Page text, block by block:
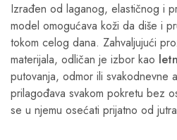
Izrađen od laganog, elastičnog i
model omogućava koži da diše i
tokom celog dana. Zahvaljujući
materijala, odličan je izbor kao
putovanja, odmor ili svakodnevne
prilagođava svakom pokretu bez
se u njemu osećati prijatno od